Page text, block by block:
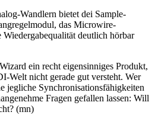
Wandlern bietet dei Sample-
das Microwire-
deutlich hörbar
ein recht eigensinniges Produkt,
Welt nicht gerade gut versteht. Wer
jegliche Synchronisationsfähigkeiten
Fragen gefallen lassen: Will
(mn)